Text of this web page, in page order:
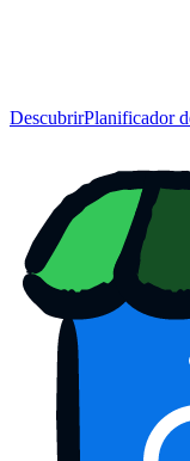
DescubrirPlanificador